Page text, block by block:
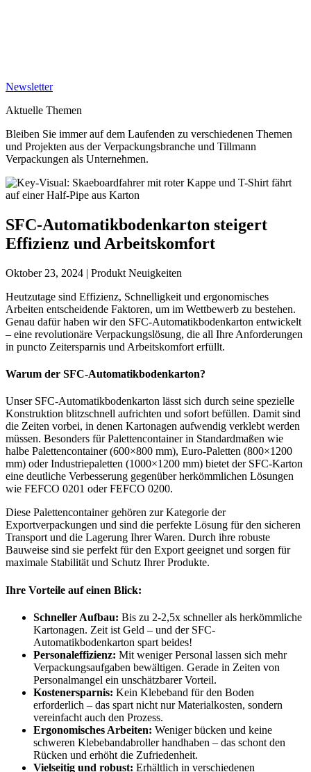
Newsletter
Aktuelle Themen
Bleiben Sie immer auf dem Laufenden zu verschiedenen Themen
und Projekten aus der Verpackungsbranche und Tillmann
Verpackungen als Unternehmen.
SFC-Automatikbodenkarton steigert
Effizienz und Arbeitskomfort
Oktober 23, 2024 | Produkt Neuigkeiten
Heutzutage sind Effizienz, Schnelligkeit und ergonomisches
Arbeiten entscheidende Faktoren, um im Wettbewerb zu bestehen.
Genau dafür haben wir den SFC-Automatikbodenkarton entwickelt
– eine revolutionäre Verpackungslösung, die all Ihre Anforderungen
in puncto Zeitersparnis und Arbeitskomfort erfüllt.
Warum der SFC-Automatikbodenkarton?
Unser SFC-Automatikbodenkarton lässt sich durch seine spezielle
Konstruktion blitzschnell aufrichten und sofort befüllen. Damit sind
die Zeiten vorbei, in denen Kartonagen aufwendig verklebt werden
müssen. Besonders für Palettencontainer in Standardmaßen wie
halbe Palettencontainer (600×800 mm), Euro-Paletten (800×1200
mm) oder Industriepaletten (1000×1200 mm) bietet der SFC-Karton
eine deutliche Verbesserung gegenüber herkömmlichen Lösungen
wie FEFCO 0201 oder FEFCO 0200.
Diese Palettencontainer gehören zur Kategorie der
Exportverpackungen und sind die perfekte Lösung für den sicheren
Transport und die Lagerung Ihrer Waren. Durch ihre robuste
Bauweise sind sie perfekt für den Export geeignet und sorgen für
maximale Stabilität und Schutz Ihrer Produkte.
Ihre Vorteile auf einen Blick:
Schneller Aufbau: Bis zu 2-2,5x schneller als herkömmliche
Kartonagen. Zeit ist Geld – und der SFC-
Automatikbodenkarton spart beides!
Personaleffizienz: Mit weniger Personal lassen sich mehr
Verpackungsaufgaben bewältigen. Gerade in Zeiten von
Personalmangel ein unschätzbarer Vorteil.
Kostenersparnis: Kein Klebeband für den Boden
erforderlich – das spart nicht nur Materialkosten, sondern
vereinfacht auch den Prozess.
Ergonomisches Arbeiten: Weniger bücken und keine
schweren Klebebandabroller handhaben – das schont den
Rücken und erhöht die Zufriedenheit.
Vielseitig und robust: Erhältlich in verschiedenen